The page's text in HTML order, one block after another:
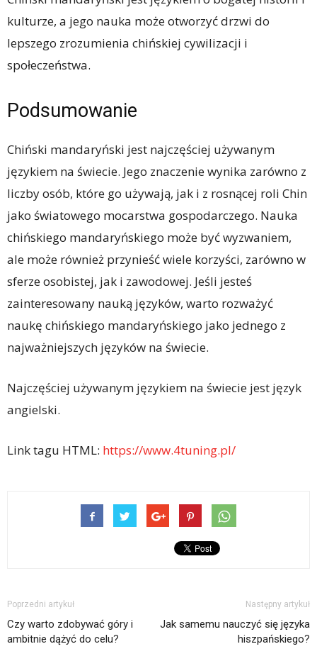
kulturze, a jego nauka może otworzyć drzwi do
lepszego zrozumienia chińskiej cywilizacji i
społeczeństwa.
Podsumowanie
Chiński mandaryński jest najczęściej używanym
językiem na świecie. Jego znaczenie wynika zarówno z
liczby osób, które go używają, jak i z rosnącej roli Chin
jako światowego mocarstwa gospodarczego. Nauka
chińskiego mandaryńskiego może być wyzwaniem,
ale może również przynieść wiele korzyści, zarówno w
sferze osobistej, jak i zawodowej. Jeśli jesteś
zainteresowany nauką języków, warto rozważyć
naukę chińskiego mandaryńskiego jako jednego z
najważniejszych języków na świecie.
Najczęściej używanym językiem na świecie jest język
angielski.
Link tagu HTML: https://www.4tuning.pl/
Poprzedni artykuł
Czy warto zdobywać góry i
ambitnie dążyć do celu?
Następny artykuł
Jak samemu nauczyć się języka
hiszpańskiego?